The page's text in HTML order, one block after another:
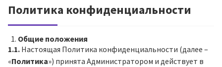
Политика конфиденциальности
Общие положения
1.1. Настоящая Политика конфиденциальности (далее –
«Политика») принята Администратором и действует в